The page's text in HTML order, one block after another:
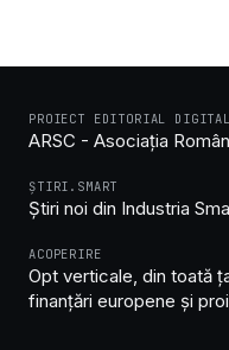
PROIECT EDITORIAL
ARSC - Asociația
ȘTIRI.SMART
Știri noi din Industria
ACOPERIRE
Opt verticale, din toată
finanțări europene și